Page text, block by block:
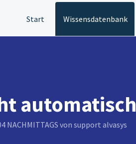
Start Wissensdatenbank
automatisch
NACHMITTAGS von support alvasys